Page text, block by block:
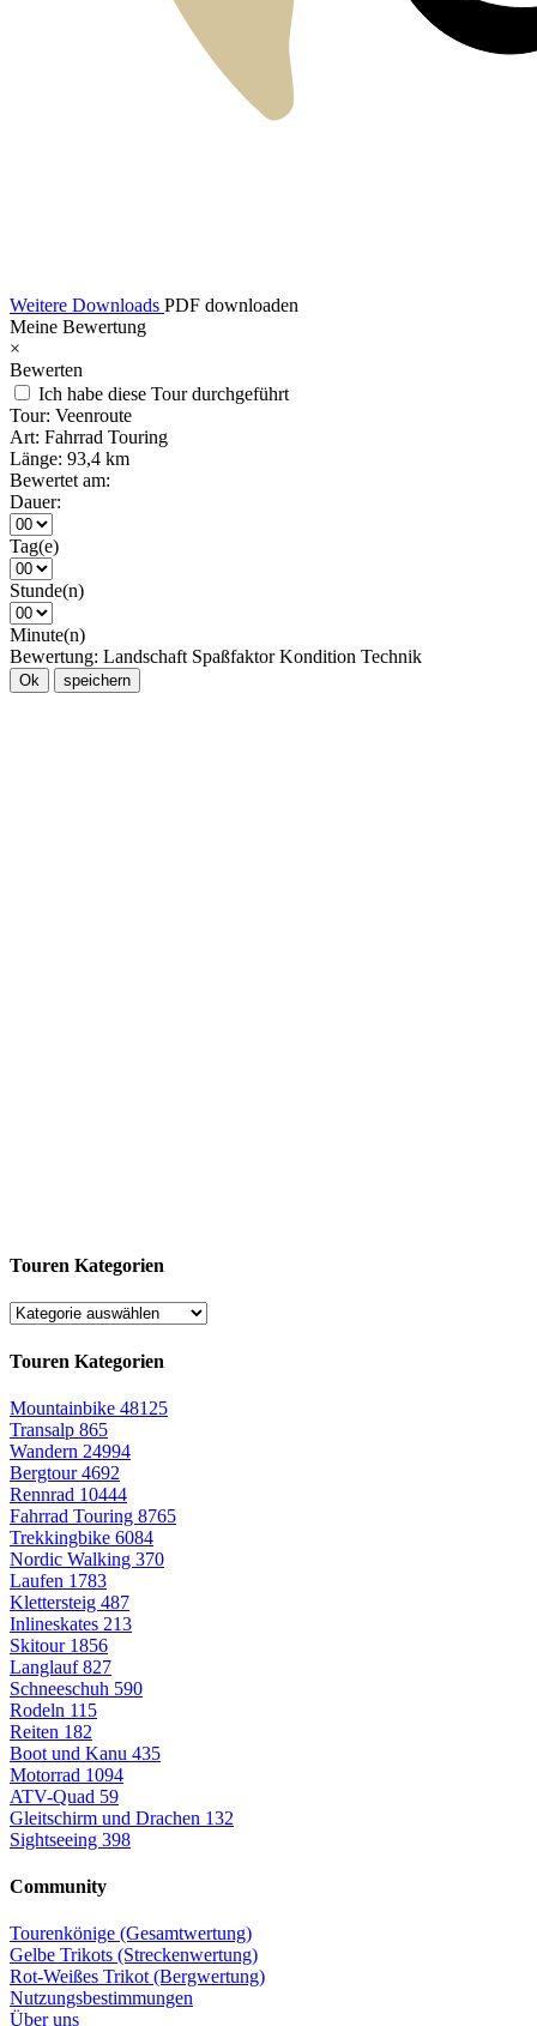
Weitere Downloads PDF downloaden
Meine Bewertung
×
Bewerten
Ich habe diese Tour durchgeführt
Tour: Veenroute
Art: Fahrrad Touring
Länge: 93,4 km
Bewertet am:
Dauer:
Tag(e)
Stunde(n)
Minute(n)
Bewertung: Landschaft Spaßfaktor Kondition Technik
Ok speichern
Touren Kategorien
Touren Kategorien
Mountainbike 48125
Transalp 865
Wandern 24994
Bergtour4692
Rennrad 10444
Fahrrad Touring 8765
Trekkingbike 6084
Nordic Walking 370
Laufen 1783
Klettersteig 487
Inlineskates 213
Skitour 1856
Langlauf827
Schneeschuh 590
Rodeln 115
Reiten 182
Boot und Kanu 435
Motorrad 1094
ATV-Quad 59
Gleitschirm und Drachen 132
Sightseeing 398
Community
Tourenkönige (Gesamtwertung)
Gelbe Trikots (Streckenwertung)
Rot-Weißes Trikot (Bergwertung)
Nutzungsbestimmungen
Über uns